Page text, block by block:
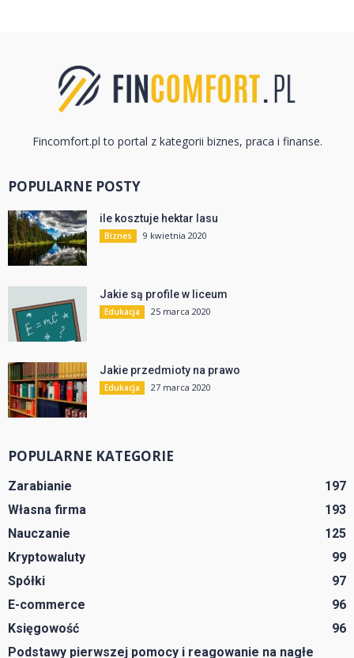
Fincomfort.pl to portal z kategorii biznes, praca i finanse.
POPULARNE POSTY
ile kosztuje hektar lasu
Biznes 9 kwietnia 2020
Jakie są profile w liceum
Edukacja 25 marca 2020
Jakie przedmioty na prawo
Edukacja 27 marca 2020
POPULARNE KATEGORIE
Zarabianie
197
Własna firma
193
Nauczanie
125
Kryptowaluty
99
Spółki
97
E-commerce
96
Księgowość
96
Podstawy pierwszej pomocy i reagowanie na nagłe